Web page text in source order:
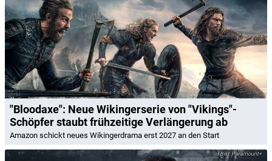
"Bloodaxe": Neue Wikingerserie von "Vikings"-
Schöpfer staubt frühzeitige Verlängerung ab
Amazon schickt neues Wikingerdrama erst 2027 an den Start
Paramount+